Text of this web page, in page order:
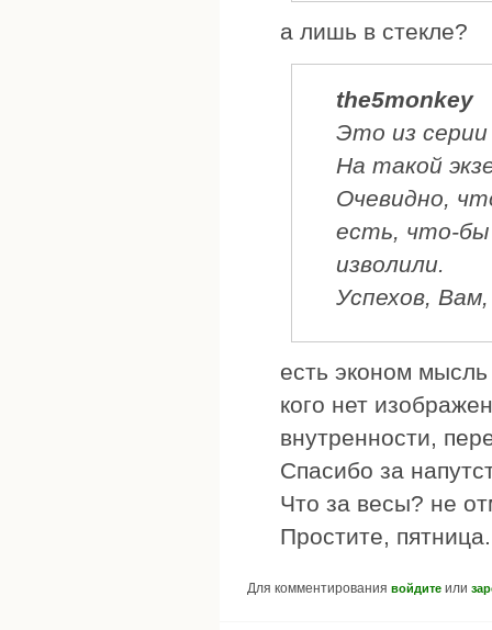
а лишь в стекле?
the5monkey
Это из
На такой
Очевидно,
есть, что-бы
изволили.
Успехов,
есть эконом
кого нет
внутренности,
Спасибо за
Что за весы? не
Простите,
Для комментирования войдите или